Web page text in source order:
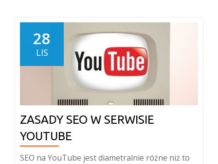
28
LIS
ZASADY SEO W SERWISIE
YOUTUBE
SEO na YouTube jest diametralnie różne niż to